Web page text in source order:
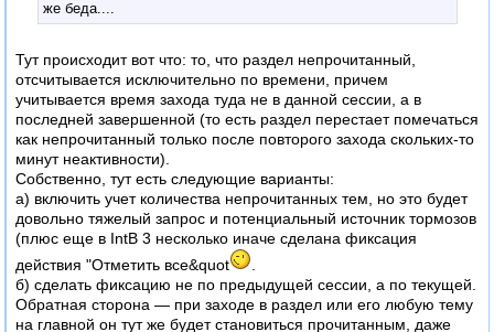
же беда....
Тут происходит вот что: то, что раздел непрочитанный,
отсчитывается исключительно по времени, причем
учитывается время захода туда не в данной сессии, а в
последней завершенной (то есть раздел перестает помечаться
как непрочитанный только после повторого захода скольких-то
минут неактивности).
Собственно, тут есть следующие варианты:
а) включить учет количества непрочитанных тем, но это будет
довольно тяжелый запрос и потенциальный источник тормозов
(плюс еще в IntB 3 несколько иначе сделана фиксация
действия "Отметить все&quot
б) сделать фиксацию не по предыдущей сессии, а по текущей.
Обратная сторона — при заходе в раздел или его любую тему
на главной он тут же будет становиться прочитанным, даже